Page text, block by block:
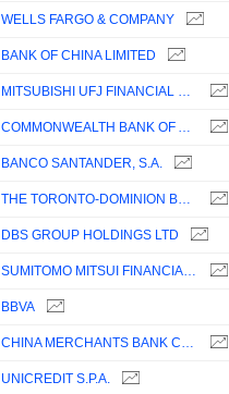
WELLS FARGO & COMPANY
BANK OF CHINA LIMITED
MITSUBISHI UFJ FINANCIAL GROUP, INC.
COMMONWEALTH BANK OF AUSTRALIA
BANCO SANTANDER, S.A.
THE TORONTO-DOMINION BANK
DBS GROUP HOLDINGS LTD
SUMITOMO MITSUI FINANCIAL GROUP, INC.
BBVA
CHINA MERCHANTS BANK CO., LTD.
UNICREDIT S.P.A.